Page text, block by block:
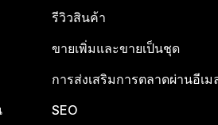
รีวิวสินค้า
ขายเพิ่มและขายเป็นชุด
การส่งเสริมการตลาดผ่านอีเม
SEO